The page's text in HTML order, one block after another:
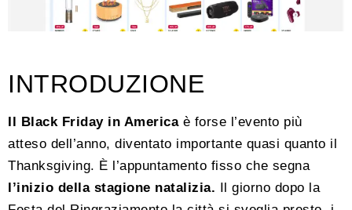
INTRODUZIONE
Il Black Friday in America è forse l’evento più
atteso dell’anno, diventato importante quasi quanto il
Thanksgiving. È l’appuntamento fisso che segna
l’inizio della stagione natalizia. Il giorno dopo la